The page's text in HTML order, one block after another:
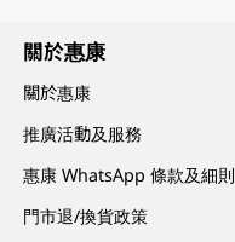
關於惠康
關於惠康
推廣活動及服務
惠康 WhatsApp 條款及細則
門市退/換貨政策